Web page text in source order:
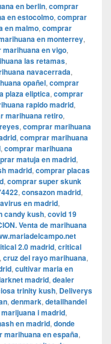
en berlin, comprar
en estocolmo, comprar
en malmo, comprar
en monterrey,
marihuana en vigo,
las retamas,
navacerrada,
opañel, comprar
plaza eliptica, comprar
rapido madrid,
marihuana retiro,
, comprar marihuana
, comprar marihuana
, comprar marihuana
matuja en madrid,
madrid, comprar placas
, comprar super skunk
, consazon madrid,
en madrid,
candy kush, covid 19
Venta de marihuana
2.0 madrid, critical
, cruz del rayo marihuana,
, cultivar maria en
madrid, dealer
trinity kush, Deliverys
, denmark, detailhandel
i madrid,
en madrid, donde
marihuana en españa,